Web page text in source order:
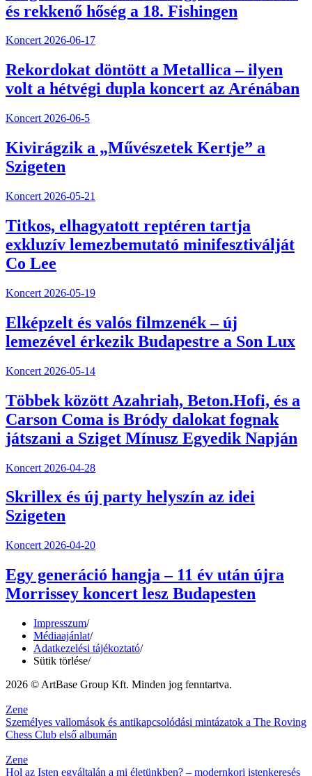
és rekkenő hőség a 18. Fishingen
Koncert 2026-06-17
Rekordokat döntött a Metallica – ilyen
volt a hétvégi dupla koncert az Arénában
Koncert 2026-06-5
Kivirágzik a „Művészetek Kertje” a
Szigeten
Koncert 2026-05-21
Titkos, elhagyatott reptéren tartja
exkluzív lemezbemutató minifesztiválját
Co Lee
Koncert 2026-05-19
Elképzelt és valós filmzenék – új
lemezével érkezik Budapestre a Son Lux
Koncert 2026-05-14
Többek között Azahriah, Beton.Hofi, és a
Carson Coma is Bródy dalokat fognak
játszani a Sziget Mínusz Egyedik Napján
Koncert 2026-04-28
Skrillex és új party helyszín az idei
Szigeten
Koncert 2026-04-20
Egy generáció hangja – 11 év után újra
Morrissey koncert lesz Budapesten
Impresszum/
Médiaajánlat/
Adatkezelési tájékoztató/
Sütik törlése/
2026 © ArtBase Group Kft. Minden jog fenntartva.
Zene
Személyes vallomások és antikapcsolódási mintázatok a The Roving
Chess Club első albumán
Zene
Hol az Isten egyáltalán a mi életünkben? – modernkori istenkeresés